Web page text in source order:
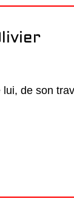
de son